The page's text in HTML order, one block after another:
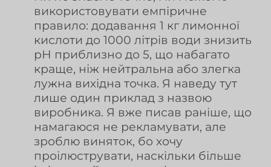
використовувати емпіричне
правило: додавання 1 кг лимонної
кислоти до 1000 літрів води знизить
рН приблизно до 5, що набагато
краще, ніж нейтральна або злегка
лужна вихідна точка. Я наведу тут
лише один приклад з назвою
виробника. Я вже писав раніше, що
намагаюся не рекламувати, але
зроблю виняток, бо хочу
проілюструвати, наскільки більше